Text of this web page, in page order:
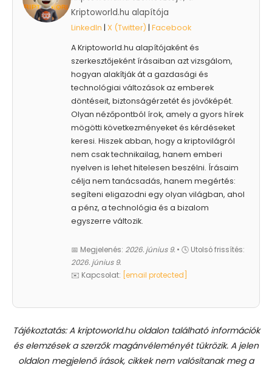
Kriptoworld.hu alapítója
LinkedIn | X (Twitter) | Facebook
A Kriptoworld.hu alapítójaként és
szerkesztőjeként írásaiban azt vizsgálom,
hogyan alakítják át a gazdasági és
technológiai változások az emberek
döntéseit, biztonságérzetét és jövőképét.
Olyan nézőpontból írok, amely a gyors hírek
mögötti következményeket és kérdéseket
keresi. Hiszek abban, hogy a kriptovilágról
nem csak technikailag, hanem emberi
nyelven is lehet hitelesen beszélni. Írásaim
célja nem tanácsadás, hanem megértés:
segíteni eligazodni egy olyan világban, ahol
a pénz, a technológia és a bizalom
egyszerre változik.
📅 Megjelenés: 2026. június 9. • 🕓 Utolsó frissítés:
2026. június 9.
✉️ Kapcsolat:
[email protected]
Tájékoztatás: A kriptoworld.hu oldalon található információk
és elemzések a szerzők magánvéleményét tükrözik. A jelen
oldalon megjelenő írások, cikkek nem valósítanak meg a